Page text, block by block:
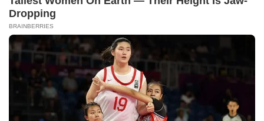
Aktien ATX DAX EuroStoxx 50 Dow Jones NASDAQ 100 Nikkei 225
Weitere Aktien:
byNordic Acquisition a
Otis Gallery LLC Membership Units Gallery
Drop Series -079-
Conico First Merchants a Relativity Acquisition a
Kontakt-Impressum-Werbung
Sitemap- Datenschutz-Disclaimer-AGB-Privatsphäre-Einstellungen
Dropping
BRAINBERRIES